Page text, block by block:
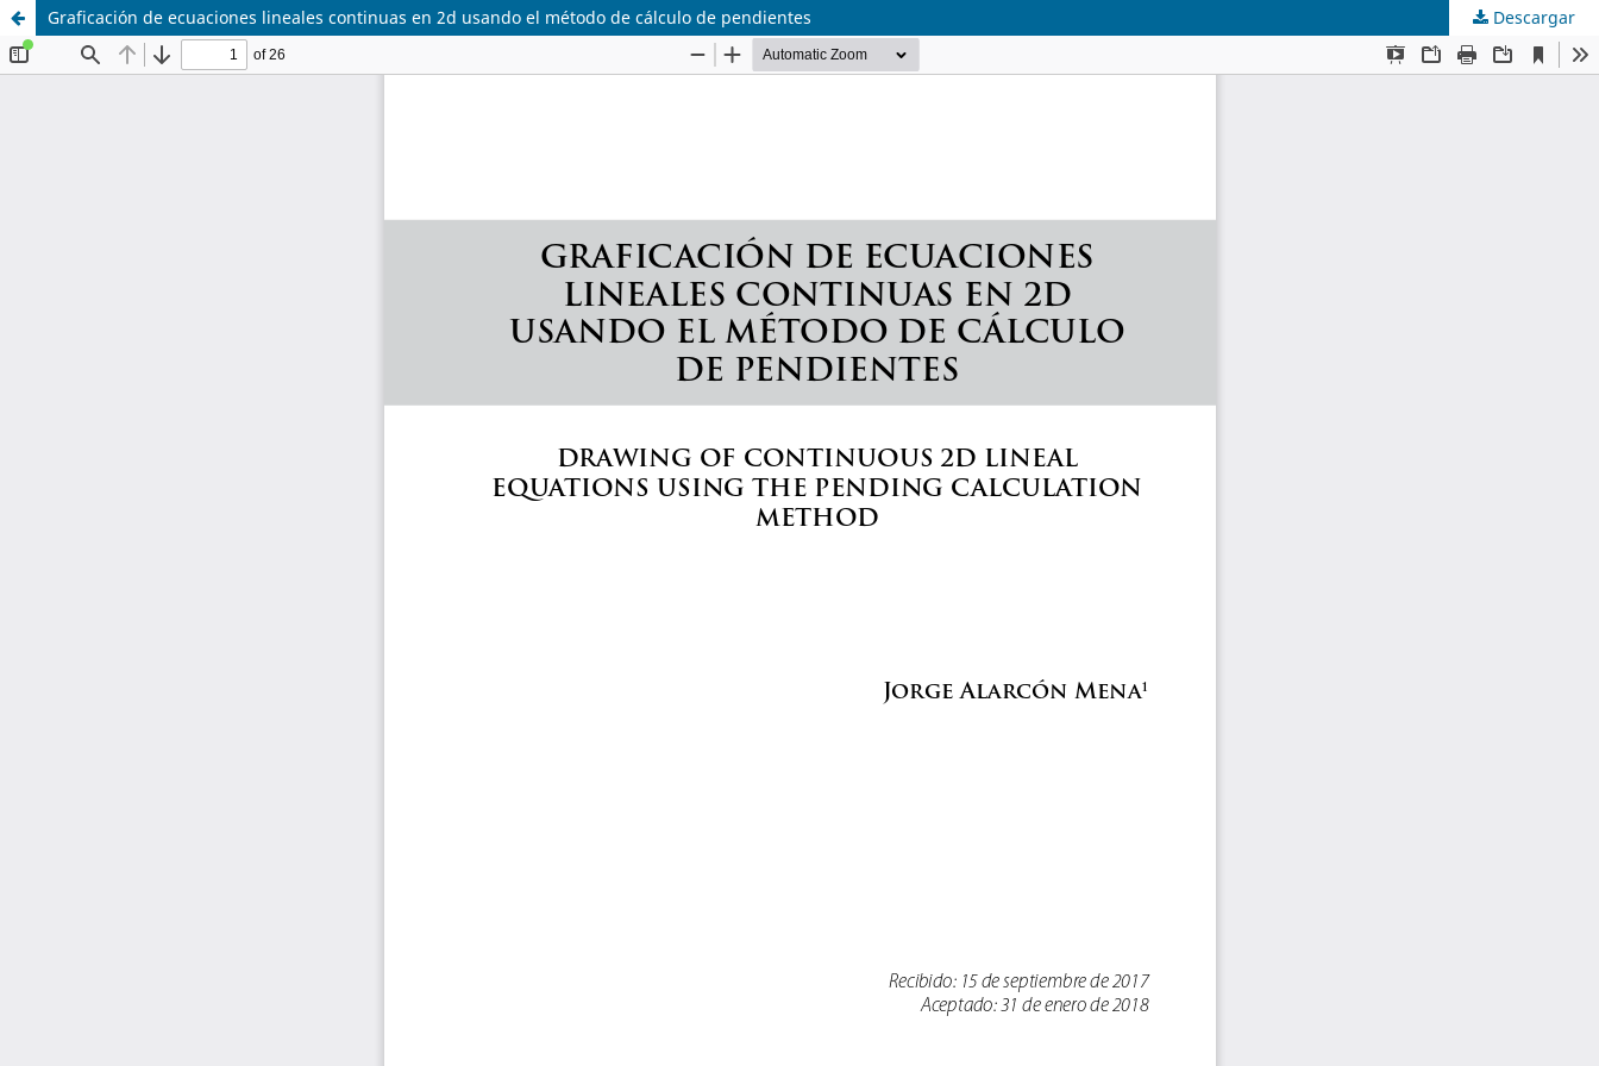
Graficación de ecuaciones lineales continuas en 2d usando el método de cálculo de pendientes Descargar